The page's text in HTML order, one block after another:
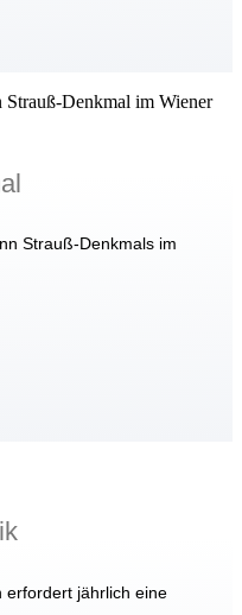
Strauß-Denkmals im
erfordert jährlich eine